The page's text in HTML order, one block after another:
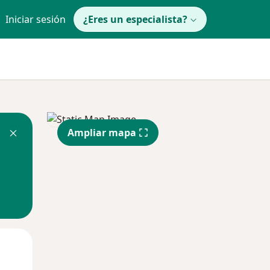
Iniciar sesión ¿Eres un especialista?
Ampliar mapa